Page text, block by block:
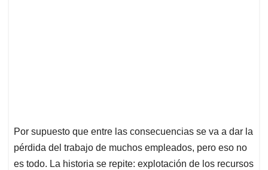
Por supuesto que entre las consecuencias se va a dar la
pérdida del trabajo de muchos empleados, pero eso no
es todo. La historia se repite: explotación de los recursos